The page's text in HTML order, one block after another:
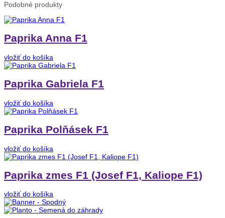
Podobné produkty
Paprika Anna F1
vložiť do košíka
Paprika Gabriela F1
vložiť do košíka
Paprika Polňásek F1
vložiť do košíka
Paprika zmes F1 (Josef F1, Kaliope F1)
vložiť do košíka